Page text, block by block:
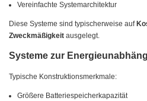
Vereinfachte Systemarchitektur
Diese Systeme sind typischerweise auf
Zweckmäßigkeit ausgelegt.
Systeme zur
Typische Konstruktionsmerkmale:
Größere Batteriespeicherkapazität